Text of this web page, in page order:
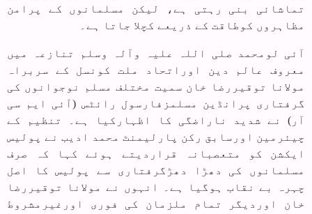
تماشائی بنی رہتی ہے، لیکن مسلمانوں کے پرامن
مظاہروں کوطاقت کے ذریعے کچلا جاتا ہے۔
آئی لومحمد صلی اللہ علیہ وآلہ وسلم تنازعہ میں
معروف عالم دین اوراتحاد ملت کونسل کے سربراہ
مولانا توقیررضا خان سمیت مختلف مسلم نوجوانوں کی
گرفتاری پرانڈین مسلمزفارسول رائٹس (آئی ایم سی
آر) نے شدید ناراضگی کا اظہارکیا ہے۔ تنظیم کے
چیئرمین اورسابق رکن پارلیمنٹ محمد ادیب نے پولیس
ایکشن کو متعصبانہ قراردیتے ہوئے کہا کہ صرف
مسلمانوں کی دھڑا دھڑگرفتاری سے پولیس کا اصل
چہرہ بے نقاب ہوگیا ہے۔ انہوں نے مولانا توقیررضا
خان اوردیگر تمام ملزمان کی فوری اورغیرمشروط